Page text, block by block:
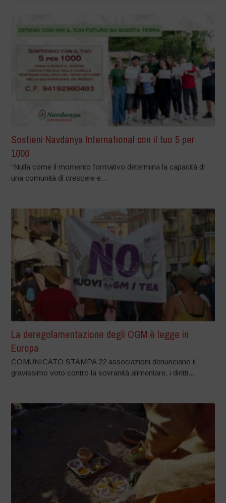
Sostieni Navdanya International con il tuo 5 per
1000
“Nulla come il momento formativo determina la capacità di
una comunità di crescere e...
La deregolamentazione degli OGM è legge in
Europa
COMUNICATO STAMPA 22 associazioni denunciano il
gravissimo voto contro la sovranità alimentare, i diritti...